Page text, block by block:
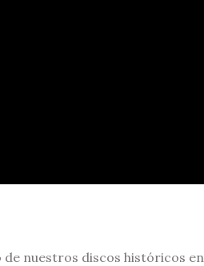
nuestros discos históricos en